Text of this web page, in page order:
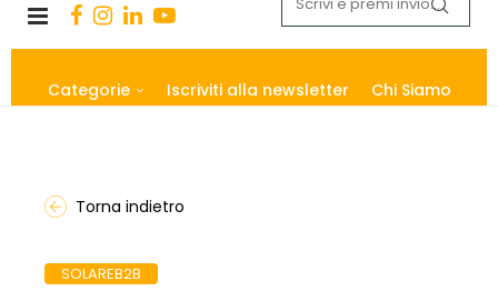
Categorie Iscriviti alla newsletter Chi Siamo
Torna indietro
SOLAREB2B